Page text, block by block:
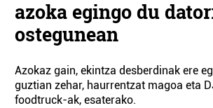
azoka egingo du
ostegunean
Azokaz gain, ekintza desberdinak ere
guztian zehar, haurrentzat magoa eta
foodtruck-ak, esaterako.